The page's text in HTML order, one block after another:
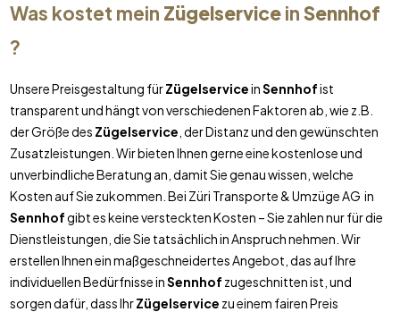
Was kostet mein ZügelserviceinSennhof
?
Unsere Preisgestaltung fürZügelserviceinSennhofist
transparent und hängt von verschiedenen Faktoren ab, wie z.B.
der Größe des Zügelservice , der Distanz und den gewünschten
Zusatzleistungen. Wir bieten Ihnen gerne eine kostenlose und
unverbindliche Beratung an, damit Sie genau wissen, welche
Kosten auf Sie zukommen. Bei Züri Transporte & Umzüge AG in
Sennhofgibt es keine versteckten Kosten – Sie zahlen nur für die
Dienstleistungen, die Sie tatsächlich in Anspruch nehmen. Wir
erstellen Ihnen ein maßgeschneidertes Angebot, das auf Ihre
individuellen Bedürfnisse inSennhof zugeschnitten ist, und
sorgen dafür, dass IhrZügelservice zu einem fairen Preis